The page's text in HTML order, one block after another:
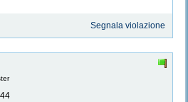
Segnala violazione